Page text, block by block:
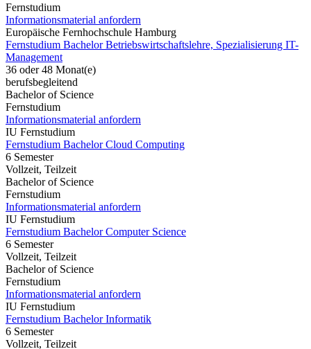
Fernstudium
Informationsmaterial anfordern
Europäische Fernhochschule Hamburg
Fernstudium Bachelor Betriebswirtschaftslehre, Spezialisierung IT-
Management
36 oder 48 Monat(e)
berufsbegleitend
Bachelor of Science
Fernstudium
Informationsmaterial anfordern
IU Fernstudium
Fernstudium Bachelor Cloud Computing
6 Semester
Vollzeit, Teilzeit
Bachelor of Science
Fernstudium
Informationsmaterial anfordern
IU Fernstudium
Fernstudium Bachelor Computer Science
6 Semester
Vollzeit, Teilzeit
Bachelor of Science
Fernstudium
Informationsmaterial anfordern
IU Fernstudium
Fernstudium Bachelor Informatik
6 Semester
Vollzeit, Teilzeit